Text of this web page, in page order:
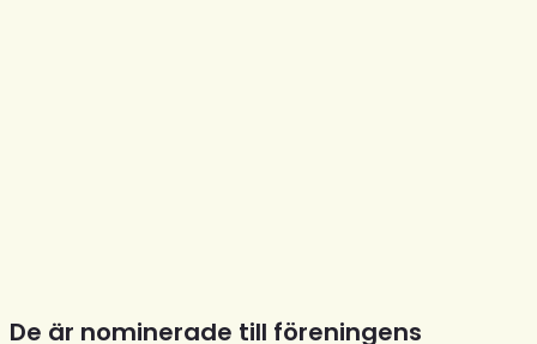
De är nominerade till föreningens